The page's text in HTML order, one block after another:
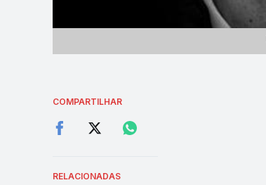
COMPARTILHAR
RELACIONADAS